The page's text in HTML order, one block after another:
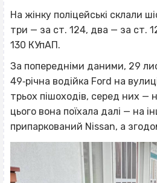
На жінку поліцейські склали
три — за ст. 124, два — за ст.
130 КУпАП.
За попередніми даними, 29
49‐річна водійка Ford на
трьох пішоходів, серед них —
цього вона поїхала далі — на
припаркований Nissan, а